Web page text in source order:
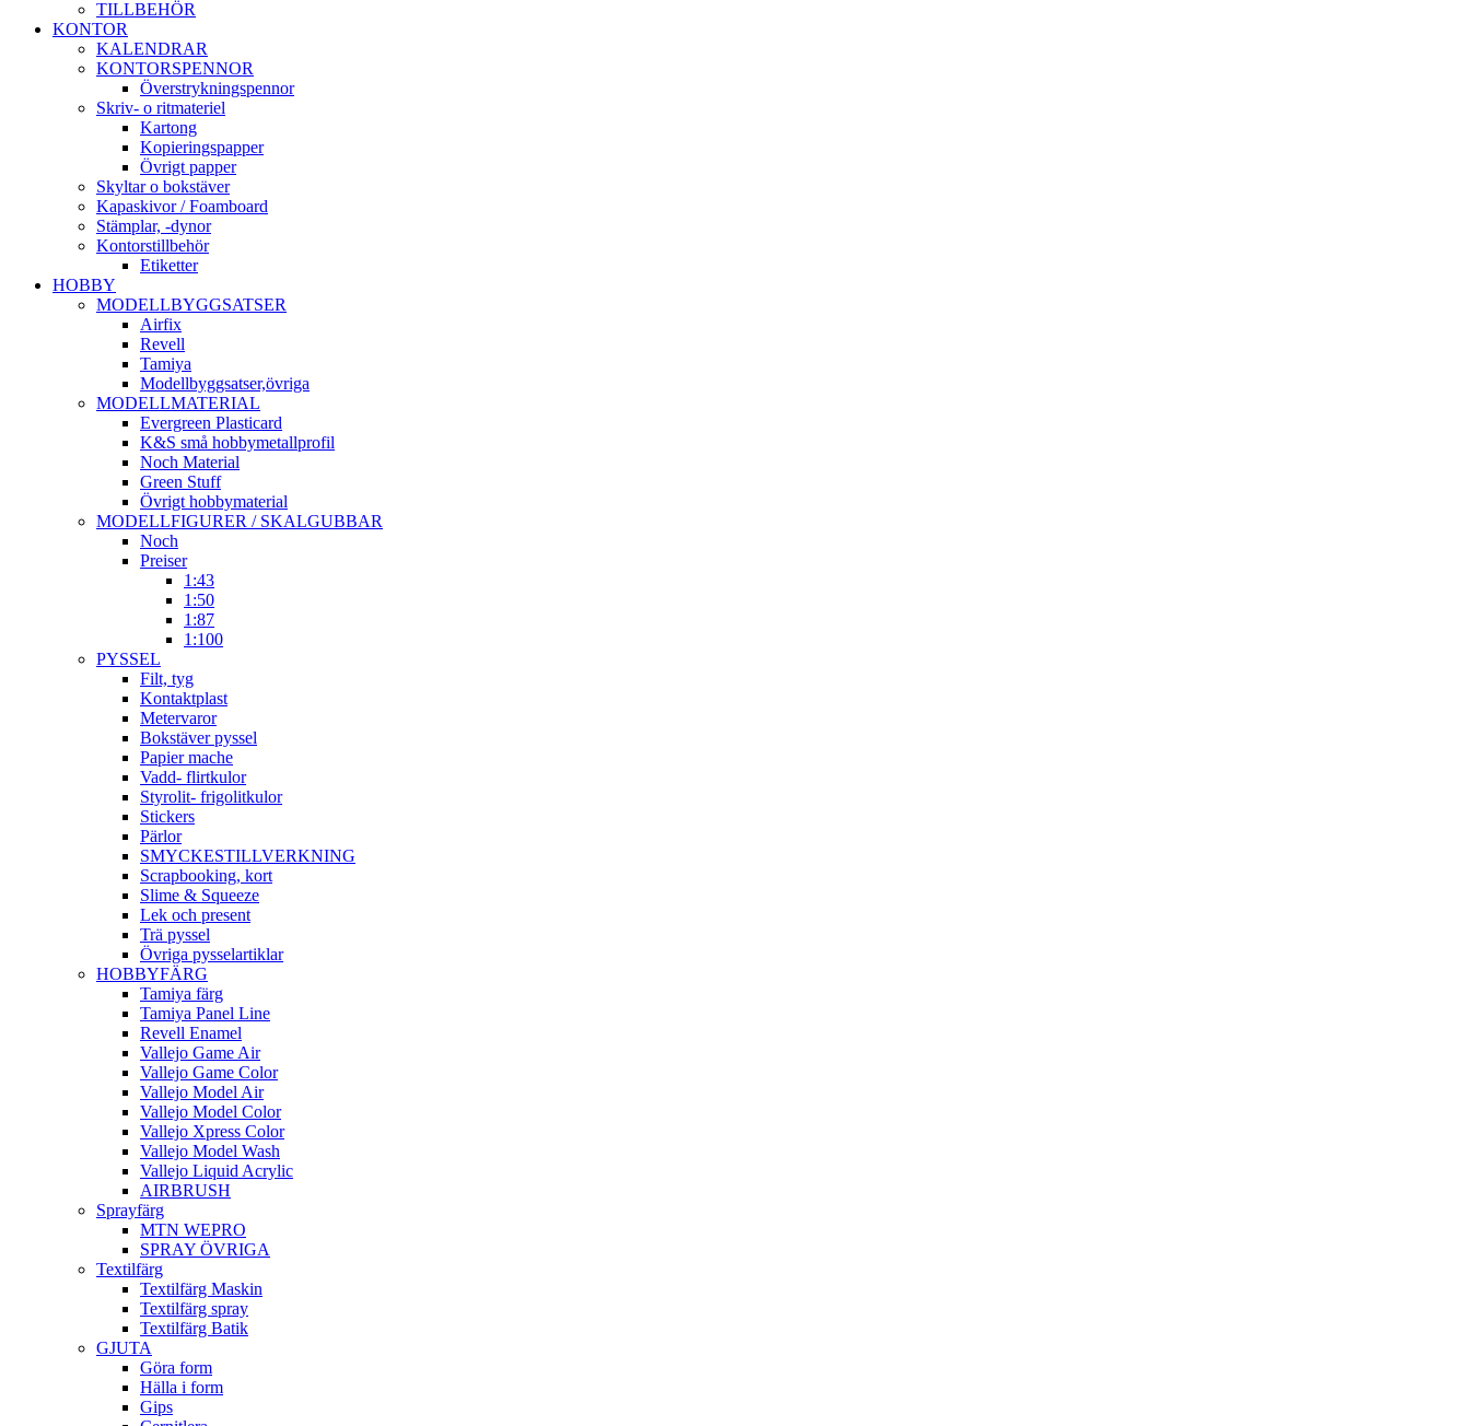
TILLBEHÖR
KONTOR
KALENDRAR
KONTORSPENNOR
Överstrykningspennor
Skriv- o ritmateriel
Kartong
Kopieringspapper
Övrigt papper
Skyltar o bokstäver
Kapaskivor / Foamboard
Stämplar, -dynor
Kontorstillbehör
Etiketter
HOBBY
MODELLBYGGSATSER
Airfix
Revell
Tamiya
Modellbyggsatser,övriga
MODELLMATERIAL
Evergreen Plasticard
K&S små hobbymetallprofil
Noch Material
Green Stuff
Övrigt hobbymaterial
MODELLFIGURER / SKALGUBBAR
Noch
Preiser
1:43
1:50
1:87
1:100
PYSSEL
Filt, tyg
Kontaktplast
Metervaror
Bokstäver pyssel
Papier mache
Vadd- flirtkulor
Styrolit- frigolitkulor
Stickers
Pärlor
SMYCKESTILLVERKNING
Scrapbooking, kort
Slime & Squeeze
Lek och present
Trä pyssel
Övriga pysselartiklar
HOBBYFÄRG
Tamiya färg
Tamiya Panel Line
Revell Enamel
Vallejo Game Air
Vallejo Game Color
Vallejo Model Air
Vallejo Model Color
Vallejo Xpress Color
Vallejo Model Wash
Vallejo Liquid Acrylic
AIRBRUSH
Sprayfärg
MTN WEPRO
SPRAY ÖVRIGA
Textilfärg
Textilfärg Maskin
Textilfärg spray
Textilfärg Batik
GJUTA
Göra form
Hälla i form
Gips